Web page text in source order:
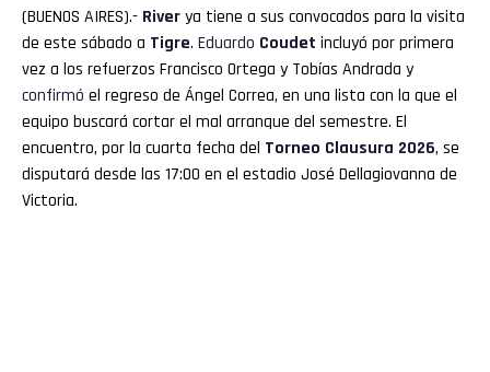
(BUENOS AIRES).- Riverya tiene a sus convocados para la visita
de este sábado a Tigre. Eduardo Coudet incluyó por primera
vez a los refuerzos Francisco Ortega y Tobías Andrada y
confirmó el regreso de Ángel Correa, en una lista con la que el
equipo buscará cortar el mal arranque del semestre. El
encuentro, por la cuarta fecha del Torneo Clausura 2026, se
disputará desde las 17:00 en el estadio José Dellagiovanna de
Victoria.